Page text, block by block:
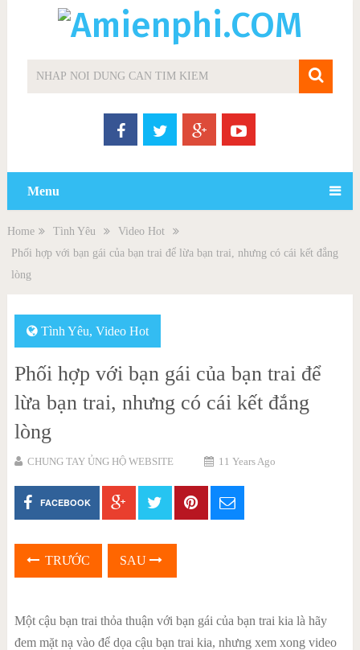
Menu
Home Tình Yêu
Video Hot
Phối hợp với bạn gái của bạn trai để lừa bạn trai, nhưng có cái kết đắng
lòng
Tình Yêu, Video Hot
Phối hợp với bạn gái của bạn trai để
lừa bạn trai, nhưng có cái kết đắng
lòng
CHUNG TAY ỦNG HỘ WEBSITE 11 Years Ago
FACEBOOK
TRƯỚC SAU
Một cậu bạn trai thỏa thuận với bạn gái của bạn trai kia là hãy
đem mặt nạ vào để dọa cậu bạn trai kia, nhưng xem xong video